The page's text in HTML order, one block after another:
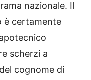
nazionale. Il
è certamente
scherzi a
cognome di